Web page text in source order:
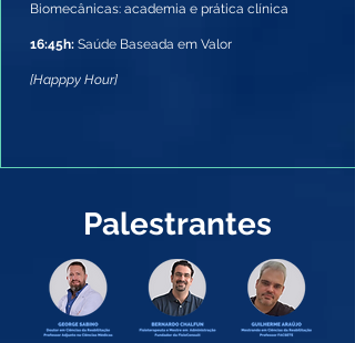
Biomecânicas: academia e prática clínica
16:45h:Saúde Baseada em Valor
[Happpy Hour]
Palestrantes